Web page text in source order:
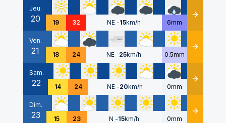
Jeu.
20 19 32 NE -15km/h 6mm Détails
Ven.
21 18 24 NE -25km/h 0.5mm Détails
Sam.
22 14 24 NE -20km/h 0mm Détails
Dim.
23 15 23 N -15km/h 0mm Détails